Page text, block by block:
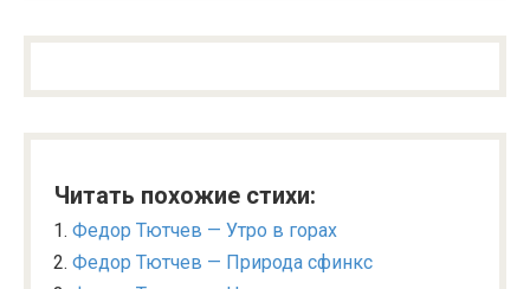
Читать похожие стихи:
Федор Тютчев — Утро в горах
Федор Тютчев — Природа сфинкс